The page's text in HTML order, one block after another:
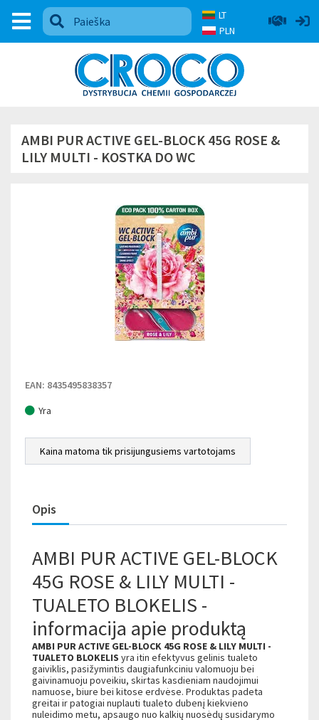
LT
PLN
AMBI PUR ACTIVE GEL-BLOCK 45G ROSE &
LILY MULTI - KOSTKA DO WC
EAN: 8435495838357
Yra
Kaina matoma tik prisijungusiems vartotojams
Opis
AMBI PUR ACTIVE GEL-BLOCK
45G ROSE & LILY MULTI -
TUALETO BLOKELIS -
informacija apie produktą
AMBI PUR ACTIVE GEL-BLOCK 45G ROSE & LILY MULTI -
TUALETO BLOKELIS yra itin efektyvus gelinis tualeto
gaiviklis, pasižymintis daugiafunkciniu valomuoju bei
gaivinamuoju poveikiu, skirtas kasdieniam naudojimui
namuose, biure bei kitose erdvėse. Produktas padeta
greitai ir patogiai nuplauti tualeto dubenį kiekvieno
nuleidimo metu, apsaugo nuo kalkių nuosėdų susidarymo